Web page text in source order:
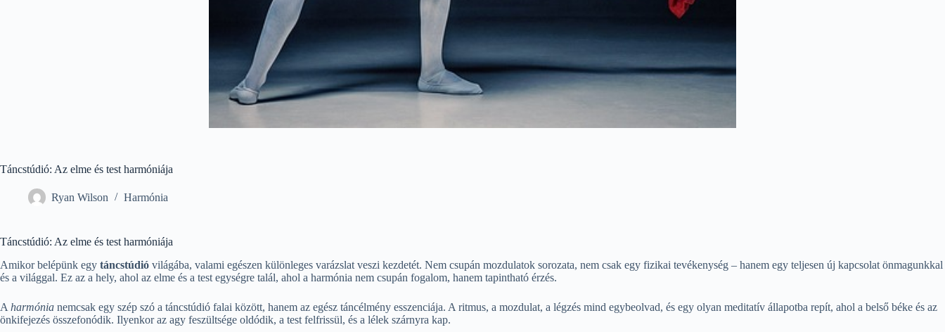
Táncstúdió: Az elme és test harmóniája
Ryan Wilson Harmónia
Táncstúdió: Az elme és test harmóniája
Amikor belépünk egy táncstúdió világába, valami egészen különleges varázslat veszi kezdetét. Nem csupán mozdulatok sorozata, nem csak egy fizikai tevékenység – hanem egy teljesen új kapcsolat önmagunkkal
és a világgal. Ez az a hely, ahol az elme és a test egységre talál, ahol a harmónia nem csupán fogalom, hanem tapintható érzés.
A harmónia nemcsak egy szép szó a táncstúdió falai között, hanem az egész táncélmény esszenciája. A ritmus, a mozdulat, a légzés mind egybeolvad, és egy olyan meditatív állapotba repít, ahol a belső béke és az
önkifejezés összefonódik. Ilyenkor az agy feszültsége oldódik, a test felfrissül, és a lélek szárnyra kap.